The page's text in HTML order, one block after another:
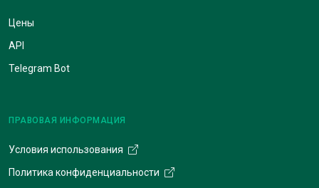
Цены
API
Telegram Bot
ПРАВОВАЯ ИНФОРМАЦИЯ
Условия использования
Политика конфиденциальности